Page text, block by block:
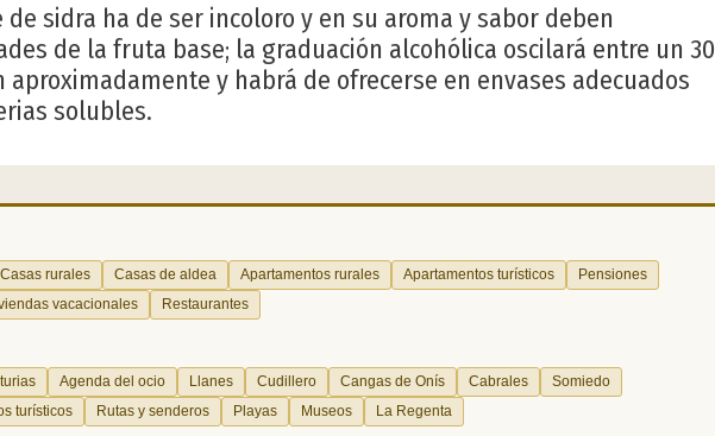
sidra ha de ser incoloro y en su aroma y sabor deben
de la fruta base; la graduación alcohólica oscilará entre un 30
aproximadamente y habrá de ofrecerse en envases adecuados
solubles.